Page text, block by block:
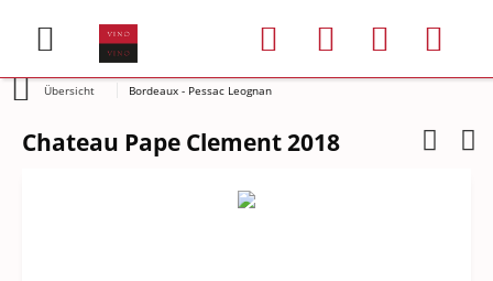
Übersicht Bordeaux - Pessac Leognan
Chateau Pape Clement 2018